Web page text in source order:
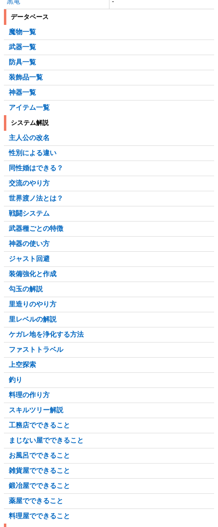
データベース
魔物一覧
武器一覧
防具一覧
装飾品一覧
神器一覧
アイテム一覧
システム解説
主人公の改名
性別による違い
同性婚はできる？
交流のやり方
世界渡ノ法とは？
戦闘システム
武器種ごとの特徴
神器の使い方
ジャスト回避
装備強化と作成
勾玉の解説
里造りのやり方
里レベルの解説
ケガレ地を浄化する方法
ファストトラベル
上空探索
釣り
料理の作り方
スキルツリー解説
工務店でできること
まじない屋でできること
お風呂でできること
雑貨屋でできること
鍛冶屋でできること
薬屋でできること
料理屋でできること